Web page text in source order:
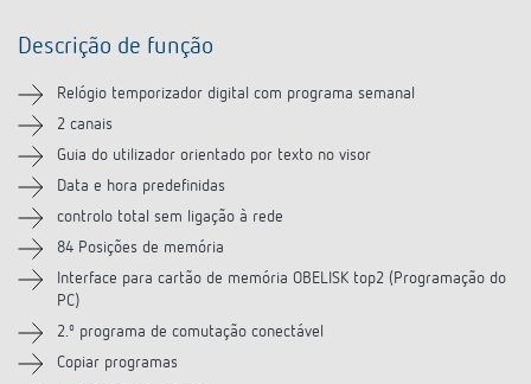
Informação técnica
Transferências
Acessórios
Produtos semelhantes
Descrição de função
Relógio temporizador digital com programa semanal
2 canais
Guia do utilizador orientado por texto no visor
Data e hora predefinidas
controlo total sem ligação à rede
84 Posições de memória
Interface para cartão de memória OBELISK top2 (Programação do
PC)
2.º programa de comutação conectável
Copiar programas